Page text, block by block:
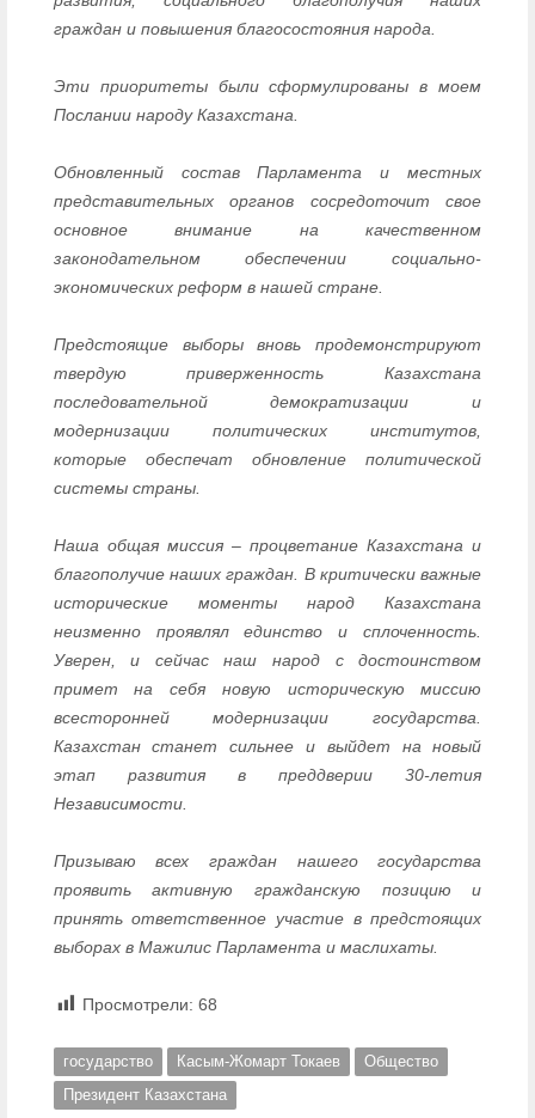
граждан и повышения благосостояния народа.
Эти приоритеты были сформулированы в моем
Послании народу Казахстана.
Обновленный состав Парламента и местных
представительных органов сосредоточит свое
основное внимание на качественном
законодательном обеспечении социально-
экономических реформ в нашей стране.
Предстоящие выборы вновь продемонстрируют
твердую приверженность Казахстана
последовательной демократизации и
модернизации политических институтов,
которые обеспечат обновление политической
системы страны.
Наша общая миссия – процветание Казахстана и
благополучие наших граждан. В критически важные
исторические моменты народ Казахстана
неизменно проявлял единство и сплоченность.
Уверен, и сейчас наш народ с достоинством
примет на себя новую историческую миссию
всесторонней модернизации государства.
Казахстан станет сильнее и выйдет на новый
этап развития в преддверии 30-летия
Независимости.
Призываю всех граждан нашего государства
проявить активную гражданскую позицию и
принять ответственное участие в предстоящих
выборах в Мажилис Парламента и маслихаты.
Просмотрели: 68
государство Касым-Жомарт Токаев
Общество
Президент Казахстана